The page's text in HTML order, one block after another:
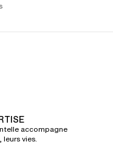
accompagne
vies.